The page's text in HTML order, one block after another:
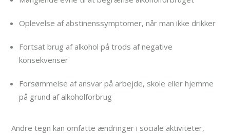
Oplevelse af abstinenssymptomer, når man ikke drikker
Fortsat brug af alkohol på trods af negative
konsekvenser
Forsømmelse af ansvar på arbejde, skole eller hjemme
på grund af alkoholforbrug
Andre tegn kan omfatte ændringer i sociale aktiviteter,